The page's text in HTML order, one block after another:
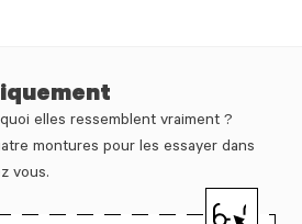
elles ressemblent vraiment ?
montures pour les essayer dans
vous.